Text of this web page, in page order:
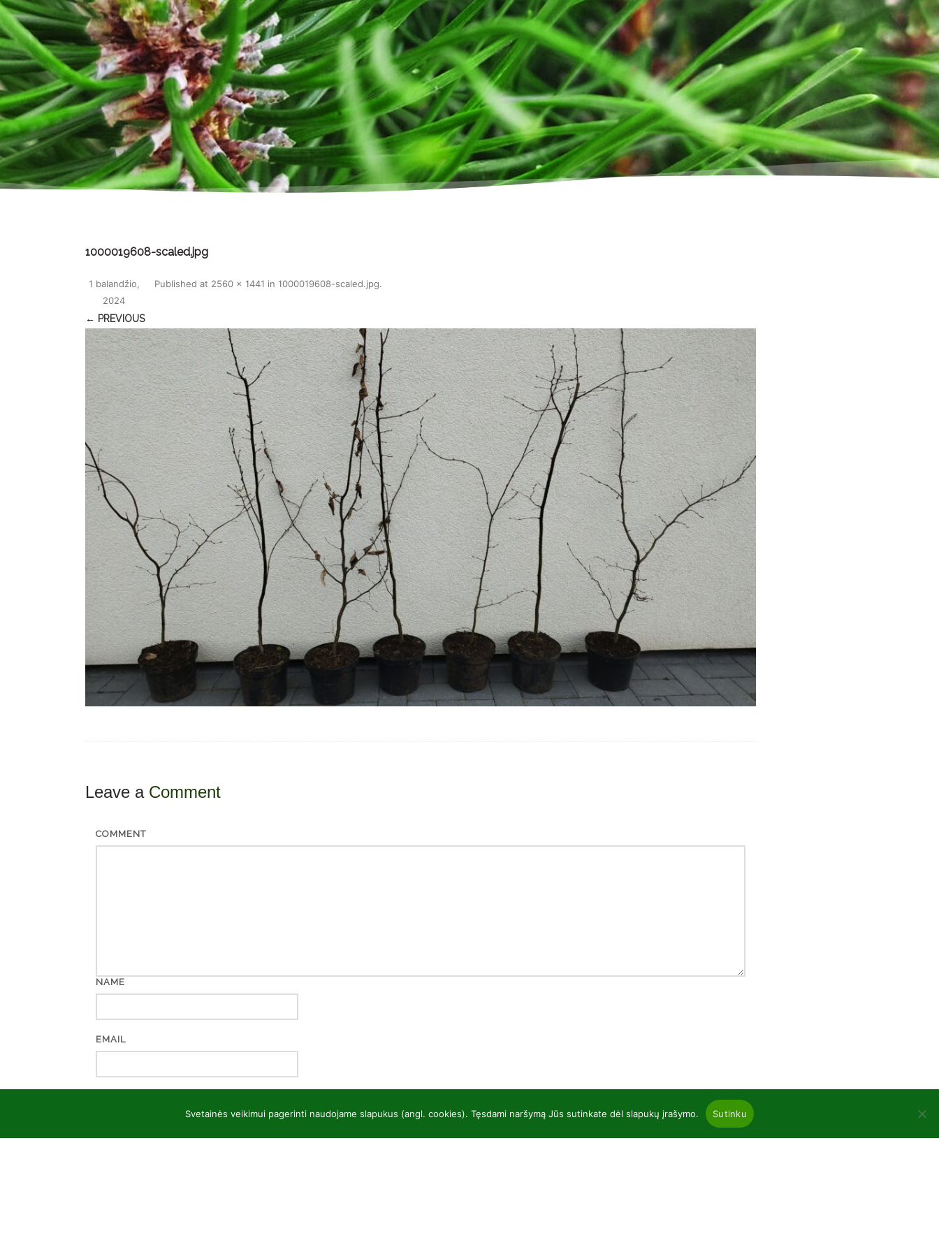
1000019608-scaled.jpg
Published
1 balandžio,
2024
at 2560 × 1441 in 1000019608-scaled.jpg.
← PREVIOUS
Leave a Comment
COMMENT
NAME
EMAIL
Svetainės veikimui pagerinti naudojame slapukus (angl. cookies). Tęsdami naršymą Jūs sutinkate dėl slapukų įrašymo. Sutinku